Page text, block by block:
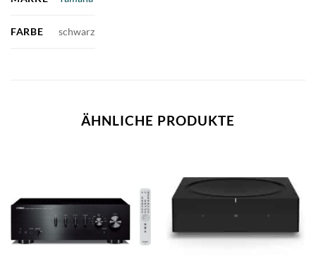
FARBE schwarz
ÄHNLICHE PRODUKTE